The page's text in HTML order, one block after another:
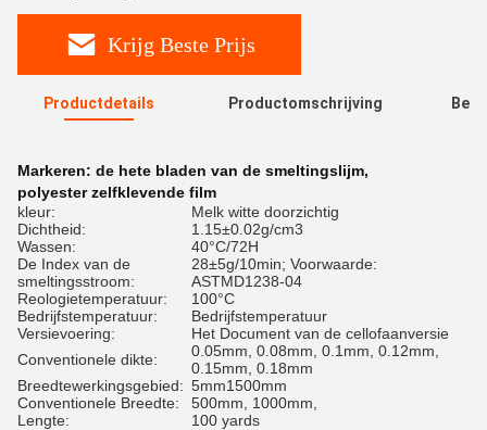
Krijg Beste Prijs
Productdetails Productomschrijving
Markeren: de hete bladen van de smeltingslijm,
polyester zelfklevende film
kleur:
Melk witte doorzichtig
Dichtheid:
1.15±0.02g/cm3
Wassen:
40°C/72H
De Index van de
smeltingsstroom:
28±5g/10min; Voorwaarde:
ASTMD1238-04
Reologietemperatuur:
100°C
Bedrijfstemperatuur:
Bedrijfstemperatuur
Versievoering:
Het Document van de cellofaanversie
Conventionele dikte:
0.05mm, 0.08mm, 0.1mm, 0.12mm,
0.15mm, 0.18mm
Breedtewerkingsgebied: 5mm1500mm
Conventionele Breedte:
500mm, 1000mm,
Lengte:
100 yards